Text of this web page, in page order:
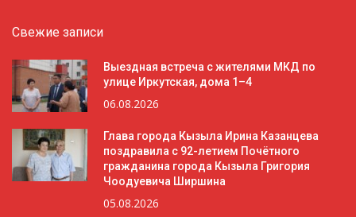
Свежие записи
Выездная встреча с жителями МКД по
улице Иркутская, дома 1–4
06.08.2026
Глава города Кызыла Ирина Казанцева
поздравила с 92-летием Почётного
гражданина города Кызыла Григория
Чоодуевича Ширшина
05.08.2026